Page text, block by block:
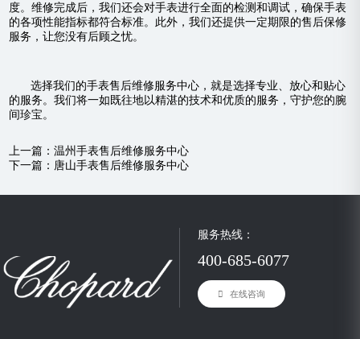
度。维修完成后，我们还会对手表进行全面的检测和调试，确保手表
的各项性能指标都符合标准。此外，我们还提供一定期限的售后保修
服务，让您没有后顾之忧。
选择我们的手表售后维修服务中心，就是选择专业、放心和贴心
的服务。我们将一如既往地以精湛的技术和优质的服务，守护您的腕
间珍宝。
上一篇：温州手表售后维修服务中心
下一篇： 唐山手表售后维修服务中心
服务热线：
400-685-6077
在线咨询